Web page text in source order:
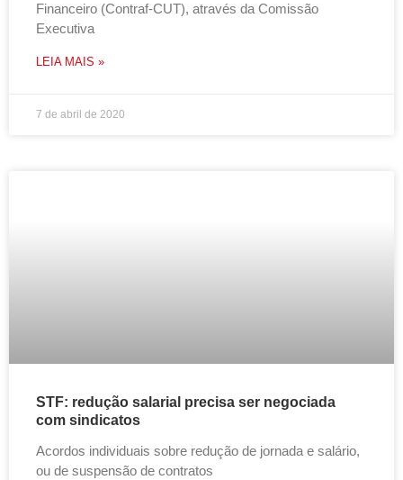
Financeiro (Contraf-CUT), através da Comissão
Executiva
LEIA MAIS »
7 de abril de 2020
STF: redução salarial precisa ser negociada
com sindicatos
Acordos individuais sobre redução de jornada e salário,
ou de suspensão de contratos